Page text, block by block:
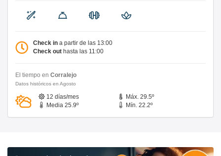
Check in a partir de las 13:00
Check out hasta las 11:00
El tiempo en Corralejo
Datos históricos en Agosto
12 días/mes
Máx. 29.5º
Media 25.9º
Mín. 22.2º